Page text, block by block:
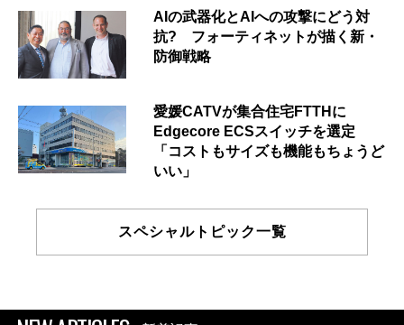
AIの武器化とAIへの攻撃にどう対
抗? フォーティネットが描く新・
防御戦略
愛媛CATVが集合住宅FTTHに
Edgecore ECSスイッチを選定
「コストもサイズも機能もちょうど
いい」
スペシャルトピック一覧